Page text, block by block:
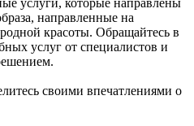
направленные на
красоты. Обращайтесь в
услуг от специалистов и
своими впечатлениями о